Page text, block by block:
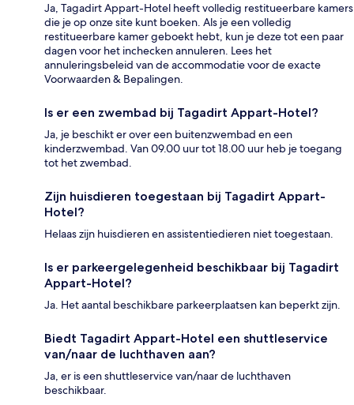
Ja, Tagadirt Appart-Hotel heeft volledig restitueerbare kamers
die je op onze site kunt boeken. Als je een volledig
restitueerbare kamer geboekt hebt, kun je deze tot een paar
dagen voor het inchecken annuleren. Lees het
annuleringsbeleid van de accommodatie voor de exacte
Voorwaarden & Bepalingen.
Is er een zwembad bij Tagadirt Appart-Hotel?
Ja, je beschikt er over een buitenzwembad en een
kinderzwembad. Van 09.00 uur tot 18.00 uur heb je toegang
tot het zwembad.
Zijn huisdieren toegestaan bij Tagadirt Appart-
Hotel?
Helaas zijn huisdieren en assistentiedieren niet toegestaan.
Is er parkeergelegenheid beschikbaar bij Tagadirt
Appart-Hotel?
Ja. Het aantal beschikbare parkeerplaatsen kan beperkt zijn.
Biedt Tagadirt Appart-Hotel een shuttleservice
van/naar de luchthaven aan?
Ja, er is een shuttleservice van/naar de luchthaven
beschikbaar.